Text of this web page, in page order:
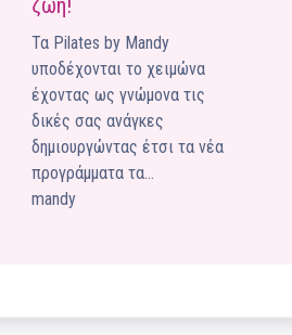
Pilates by Mandy
FACEBOOK ΚΟΡΥΔΑΛΛΟΥ
Pilates by Mandy
FACEBOOK ΠΕΡΙΣΤΕΡΊΟΥ
Pilates by Mandy
Τα Pilates by Mandy
υποδέχονται το χειμώνα
έχοντας ως γνώμονα τις
δικές σας ανάγκες
δημιουργώντας έτσι τα νέα
προγράμματα τα…
mandy